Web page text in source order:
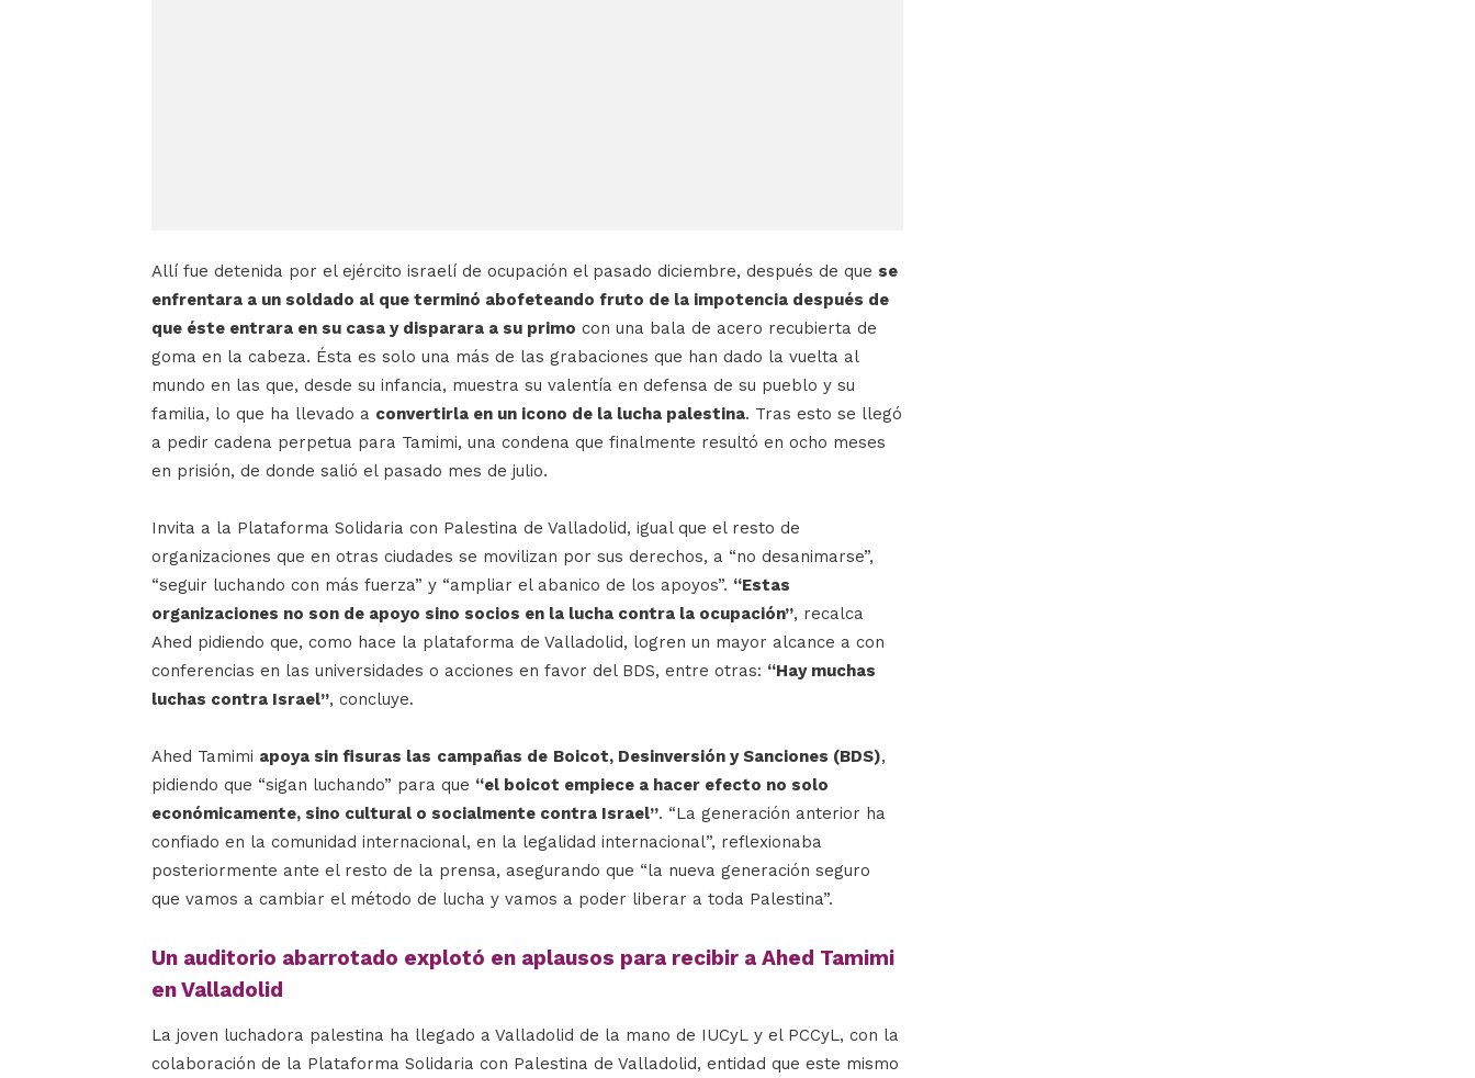
Allí fue detenida por el ejército israelí de ocupación el pasado diciembre, después de que se
enfrentara a un soldado al que terminó abofeteando fruto de la impotencia después de
que éste entrara en su casa y disparara a su primo con una bala de acero recubierta de
goma en la cabeza. Ésta es solo una más de las grabaciones que han dado la vuelta al
mundo en las que, desde su infancia, muestra su valentía en defensa de su pueblo y su
familia, lo que ha llevado a convertirla en un icono de la lucha palestina. Tras esto se llegó
a pedir cadena perpetua para Tamimi, una condena que finalmente resultó en ocho meses
en prisión, de donde salió el pasado mes de julio.
Invita a la Plataforma Solidaria con Palestina de Valladolid, igual que el resto de
organizaciones que en otras ciudades se movilizan por sus derechos, a “no desanimarse”,
“seguir luchando con más fuerza” y “ampliar el abanico de los apoyos”. “Estas
organizaciones no son de apoyo sino socios en la lucha contra la ocupación”, recalca
Ahed pidiendo que, como hace la plataforma de Valladolid, logren un mayor alcance a con
conferencias en las universidades o acciones en favor del BDS, entre otras: “Hay muchas
luchas contra Israel”, concluye.
Ahed Tamimi apoya sin fisuras las campañas de Boicot, Desinversión y Sanciones (BDS),
pidiendo que “sigan luchando” para que “el boicot empiece a hacer efecto no solo
económicamente, sino cultural o socialmente contra Israel”. “La generación anterior ha
confiado en la comunidad internacional, en la legalidad internacional”, reflexionaba
posteriormente ante el resto de la prensa, asegurando que “la nueva generación seguro
que vamos a cambiar el método de lucha y vamos a poder liberar a toda Palestina”.
Un auditorio abarrotado explotó en aplausos para recibir a Ahed Tamimi
en Valladolid
La joven luchadora palestina ha llegado a Valladolid de la mano de IUCyL y el PCCyL, con la
colaboración de la Plataforma Solidaria con Palestina de Valladolid, entidad que este mismo